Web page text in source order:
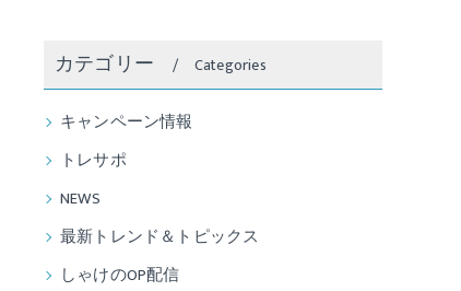
カテゴリー Categories
キャンペーン情報
トレサポ
NEWS
最新トレンド＆トピックス
しゃけのOP配信